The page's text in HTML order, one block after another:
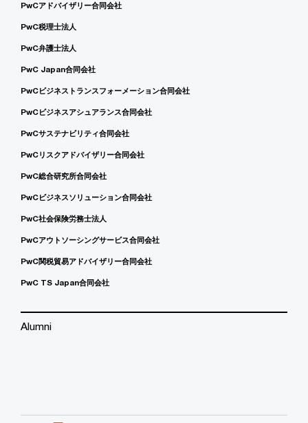
PwCアドバイザリー合同会社
PwC税理士法人
PwC弁護士法人
PwC Japan合同会社
PwCビジネストランスフォーメーション合同会社
PwCビジネスアシュアランス合同会社
PwCサステナビリティ合同会社
PwCリスクアドバイザリー合同会社
PwC総合研究所合同会社
PwCビジネスソリューション合同会社
PwC社会保険労務士法人
PwCアウトソーシングサービス合同会社
PwC関税貿易アドバイザリー合同会社
PwC TS Japan合同会社
Alumni